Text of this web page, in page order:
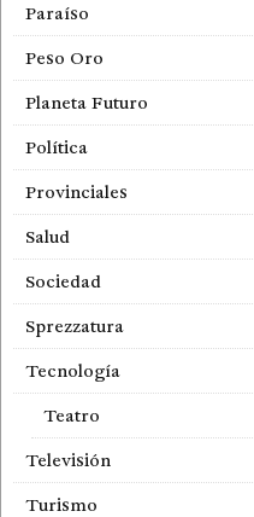
Paraíso
Peso Oro
Planeta Futuro
Política
Provinciales
Salud
Sociedad
Sprezzatura
Tecnología
Teatro
Televisión
Turismo